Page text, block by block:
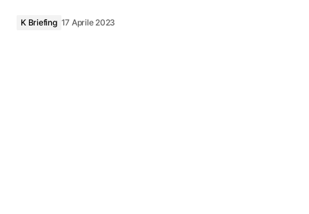
K Briefing 17 Aprile 2023